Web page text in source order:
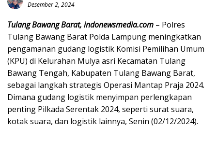
Desember 2, 2024
Tulang Bawang Barat, indonewsmedia.com – Polres
Tulang Bawang Barat Polda Lampung meningkatkan
pengamanan gudang logistik Komisi Pemilihan Umum
(KPU) di Kelurahan Mulya asri Kecamatan Tulang
Bawang Tengah, Kabupaten Tulang Bawang Barat,
sebagai langkah strategis Operasi Mantap Praja 2024.
Dimana gudang logistik menyimpan perlengkapan
penting Pilkada Serentak 2024, seperti surat suara,
kotak suara, dan logistik lainnya, Senin (02/12/2024).